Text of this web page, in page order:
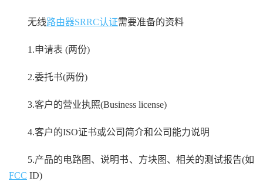
无线路由器SRRC认证需要准备的资料
1.申请表 (两份)
2.委托书(两份)
3.客户的营业执照(Business license)
4.客户的ISO证书或公司简介和公司能力说明
5.产品的电路图、说明书、方块图、相关的测试报告(如
FCC ID)